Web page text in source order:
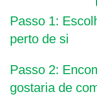
Passo 1:
perto de si
Passo 2:
gostaria de